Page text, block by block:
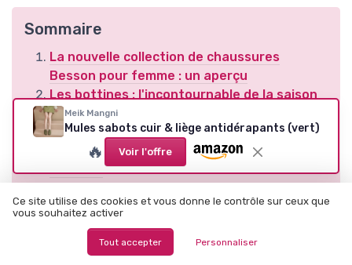
Sommaire
La nouvelle collection de chaussures
Besson pour femme : un aperçu
Les bottines : l'incontournable de la saison
Sneakers et baskets : le confort au
quotidien
Sandales et escarpins : élégance et
féminité
confort
Les sacs : l'accessoire indispensable
Les tendances couleurs : noir, marron, beige
Meik Mangni
Mules sabots cuir & liège antidérapants (vert)
🔥 Voir l'offre
Ce site utilise des cookies et vous donne le contrôle sur ceux que
vous souhaitez activer
Tout accepter Personnaliser